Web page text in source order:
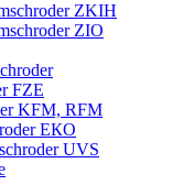
ZKIH
ZIO
FZE
KFM, RFM
ЕКО
UVS